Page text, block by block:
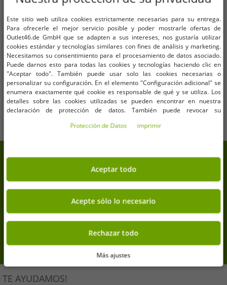
Tallas disponibles
S M L XL XXL 3XL
4XL 5XL
Pantalones cargo Brandit Pure
Vintage para hombre - Pantalones
resistentes de algodón para
exteriores y trabajo con 8 bolsillos
en verde oliva, negro o camuflaje
PVP:59,99 €* 18,29 €
Añadir al carrito
Tallas disponibles
W32 W34 W36 W38
Pantalones chinos de mezclilla
para hombre Pierre Cardin, estilo
elegante, color azul (I22PI4565 1)
PVP:99,99 €* 13,21 €
Añadir al carrito
7% de descuento extra en tu
Suscríbete a nuestra newsletter y consigue tu 7% de
descuento extra
Tu dirección de correo electrónico aquí
inscribirse
TE AYUDAMOS!
Este sitio web utiliza cookies estrictamente necesarias para su entrega.
Para ofrecerle el mejor servicio posible y poder mostrarle ofertas de
Outlet46.de GmbH que se adapten a sus intereses, nos gustaría utilizar
cookies estándar y tecnologías similares con fines de análisis y marketing.
Necesitamos su consentimiento para el procesamiento de datos asociado.
Puede darnos esto para todas las cookies y tecnologías haciendo clic en
"Aceptar todo". También puede usar solo las cookies necesarias o
personalizar su configuración. En el elemento "Configuración adicional" se
enumera exactamente qué cookie es responsable de qué y se utiliza. Los
detalles sobre las cookies utilizadas se pueden encontrar en nuestra
declaración de protección de datos. También puede revocar su
encontrar en la impresión.Protección de Datos imprimir
Aceptar todo
Acepte sólo lo necesario
Rechazar todo
Más ajustes